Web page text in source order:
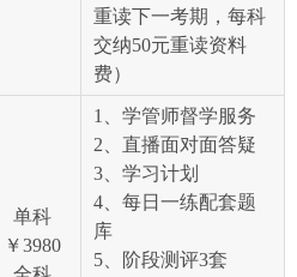
重读下一考期，每科
交纳50元重读资料
费）
单科
￥3980
1、学管师督学服务
2、直播面对面答疑
3、学习计划
4、每日一练配套题
库
5、阶段测评3套